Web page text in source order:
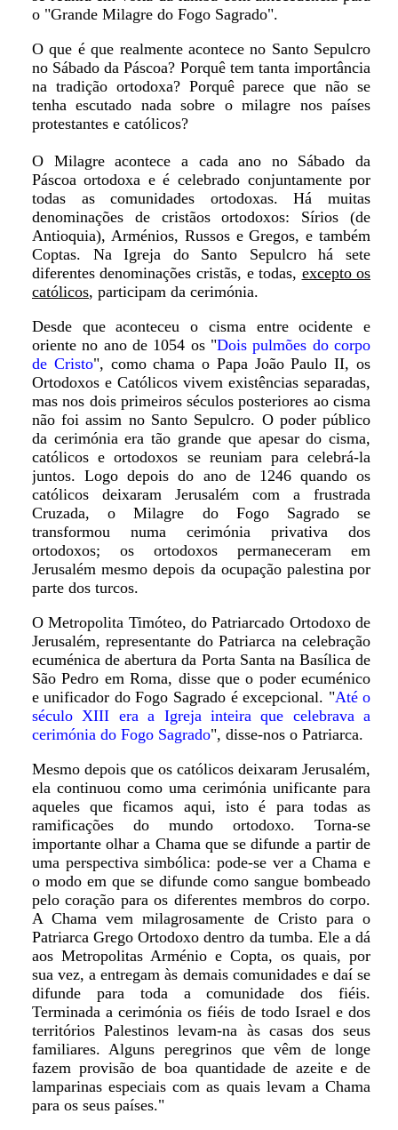
o "Grande Milagre do Fogo Sagrado".
O que é que realmente acontece no Santo Sepulcro
no Sábado da Páscoa? Porquê tem tanta importância
na tradição ortodoxa? Porquê parece que não se
tenha escutado nada sobre o milagre nos países
protestantes e católicos?
O Milagre acontece a cada ano no Sábado da
Páscoa ortodoxa e é celebrado conjuntamente por
todas as comunidades ortodoxas. Há muitas
denominações de cristãos ortodoxos: Sírios (de
Antioquia), Arménios, Russos e Gregos, e também
Coptas. Na Igreja do Santo Sepulcro há sete
diferentes denominações cristãs, e todas, excepto os
católicos, participam da cerimónia.
Desde que aconteceu o cisma entre ocidente e
oriente no ano de 1054 os "Dois pulmões do corpo
de Cristo", como chama o Papa João Paulo II, os
Ortodoxos e Católicos vivem existências separadas,
mas nos dois primeiros séculos posteriores ao cisma
não foi assim no Santo Sepulcro. O poder público
da cerimónia era tão grande que apesar do cisma,
católicos e ortodoxos se reuniam para celebrá-la
juntos. Logo depois do ano de 1246 quando os
católicos deixaram Jerusalém com a frustrada
Cruzada, o Milagre do Fogo Sagrado se
transformou numa cerimónia privativa dos
ortodoxos; os ortodoxos permaneceram em
Jerusalém mesmo depois da ocupação palestina por
parte dos turcos.
O Metropolita Timóteo, do Patriarcado Ortodoxo de
Jerusalém, representante do Patriarca na celebração
ecuménica de abertura da Porta Santa na Basílica de
São Pedro em Roma, disse que o poder ecuménico
e unificador do Fogo Sagrado é excepcional. "Até o
século XIII era a Igreja inteira que celebrava a
cerimónia do Fogo Sagrado", disse-nos o Patriarca.
Mesmo depois que os católicos deixaram Jerusalém,
ela continuou como uma cerimónia unificante para
aqueles que ficamos aqui, isto é para todas as
ramificações do mundo ortodoxo. Torna-se
importante olhar a Chama que se difunde a partir de
uma perspectiva simbólica: pode-se ver a Chama e
o modo em que se difunde como sangue bombeado
pelo coração para os diferentes membros do corpo.
A Chama vem milagrosamente de Cristo para o
Patriarca Grego Ortodoxo dentro da tumba. Ele a dá
aos Metropolitas Arménio e Copta, os quais, por
sua vez, a entregam às demais comunidades e daí se
difunde para toda a comunidade dos fiéis.
Terminada a cerimónia os fiéis de todo Israel e dos
territórios Palestinos levam-na às casas dos seus
familiares. Alguns peregrinos que vêm de longe
fazem provisão de boa quantidade de azeite e de
lamparinas especiais com as quais levam a Chama
para os seus países."